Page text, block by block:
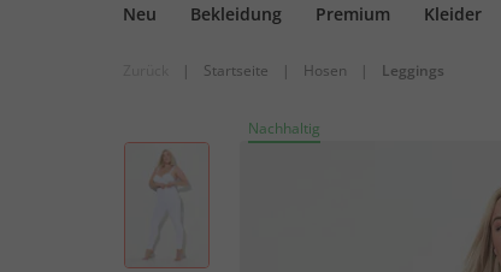
Neu Bekleidung Premium Kleider
| Startseite | Hosen | Leggings
Nachhaltig